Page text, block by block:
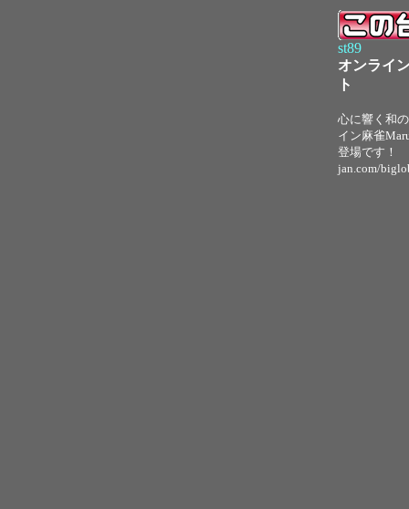
st89
オンライ
ト
心に響く和
イン麻雀
登場です！
jan.com/